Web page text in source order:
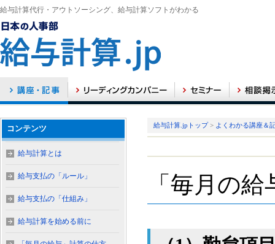
給与計算代行・アウトソーシング、給与計算ソフトがわかる
給与計算.jpトップ> よくわかる講座＆
「毎月の
コンテンツ
給与計算とは
給与支払の「ルール」
給与支払の「仕組み」
給与計算を始める前に